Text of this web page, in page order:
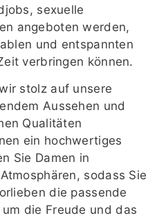
sexuelle
angeboten werden,
und entspannten
verbringen können.
stolz auf unsere
Aussehen und
Qualitäten
ein hochwertiges
Sie Damen in
sodass Sie
die passende
die Freude und das